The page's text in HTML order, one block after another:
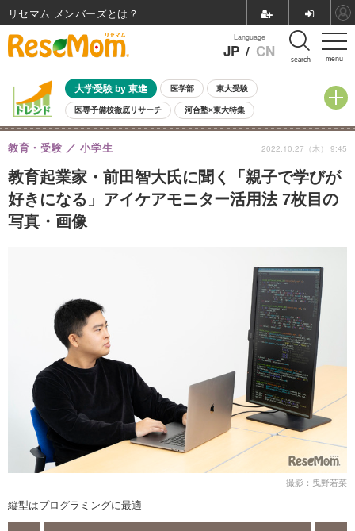
menu
Language
JP / CN search
大学受験 by 東進 医学部 東大受験
医専予備校徹底リサーチ 河合塾×東大特集
親子で考える大学選び 高校受験 中学受験 小学校受験
共通テスト 夏休み
8月開催イベント・WS 全国公立高校 過去問 人気記事
自由研究教材（小学生向け） 自由研究教材（中学生向け） ランキング
教育起業家・前田智大氏に聞く「親子で学びが
好きになる」アイケアモニター活用法 7枚目の
写真・画像
教育・受験 小学生 2022.10.27（木） 9:45
撮影：曳野若菜
縦型はプログラミングに最適
リセマム メンバーズ